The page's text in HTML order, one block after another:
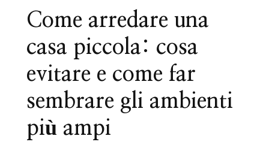
Come arredare una
casa piccola: cosa
evitare e come far
sembrare gli ambienti
più ampi